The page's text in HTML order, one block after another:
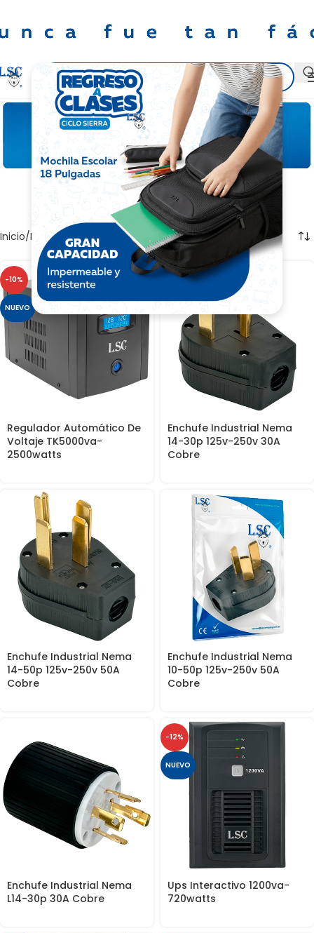
Políticas de Garantía
Inicio Energía y protección
-10%
NUEVO
Regulador Automático De
Voltaje TK5000va-
2500watts
Enchufe Industrial Nema
14-30p 125v-250v 30A
Cobre
Enchufe Industrial Nema
14-50p 125v-250v 50A
Cobre
Enchufe Industrial Nema
10-50p 125v-250v 50A
Cobre
Enchufe Industrial Nema
L14-30p 30A Cobre
-12%
NUEVO
Ups Interactivo 1200va-
720watts